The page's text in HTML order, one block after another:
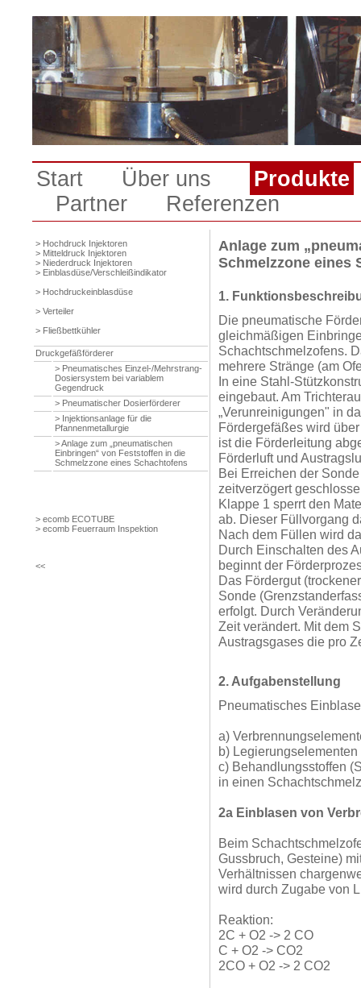
Start Über uns
Produkte
Partner
Referenzen
> Hochdruck Injektoren
> Mitteldruck Injektoren
> Niederdruck Injektoren
> Einblasdüse/Verschleißindikator
> Hochdruckeinblasdüse
> Verteiler
> Fließbettkühler
Druckgefäßförderer
> Pneumatisches Einzel-/Mehrstrang-
Dosiersystem bei variablem
Gegendruck
> Pneumatischer Dosierförderer
> Injektionsanlage für die
Pfannenmetallurgie
> Anlage zum „pneumatischen
Einbringen“ von Feststoffen in die
Schmelzzone eines Schachtofens
> ecomb ECOTUBE
> ecomb Feuerraum Inspektion
<<
Anlage zum
Schmelzzone eines
1.
Die pneumatische
gleichmäßigen
Schachtschmelzofens.
mehrere Stränge (am
In eine Stahl-
eingebaut. Am
„Verunreinigungen" in
Fördergefäßes wird
ist die Förderleitung
Förderluft und
Bei Erreichen der
zeitverzögert
Klappe 1 sperrt den
ab. Dieser Füllvorgang
Nach dem Füllen wird
Durch Einschalten des
beginnt der
Das Fördergut
Sonde
erfolgt. Durch
Zeit verändert. Mit dem
Austragsgases die pro
2. Aufgabenstellung
Pneumatisches
a)
b) Legierungselementen
c) Behandlungsstoffen
in einen
2a Einblasen von
Beim
Gussbruch, Gesteine)
Verhältnissen
wird durch Zugabe von
Reaktion:
2C + O2 -> 2 CO
C + O2 -> CO2
2CO + O2 -> 2 CO2